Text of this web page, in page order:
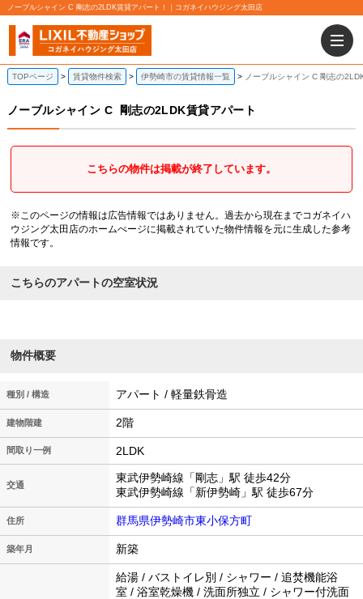
ノーブルシャイン C 剛志の2LDK賃貸アパート！｜コガネイハウジング太田店
TOPページ 賃貸物件検索 伊勢崎市の賃貸情報一覧 ノーブルシャイン C 剛志の
ノーブルシャイン C 剛志の2LDK賃貸アパート
こちらの物件は掲載が終了しています。
※このページの情報は広告情報ではありません。過去から現在までコガネイハ
ウジング太田店のホームぺージに掲載されていた物件情報を元に生成した参考
情報です。
こちらのアパートの空室状況
物件概要
種別 / 構造 アパート / 軽量鉄骨造
建物階建 2階
間取り一例 2LDK
交通
東武伊勢崎線「剛志」駅 徒歩42分
東武伊勢崎線「新伊勢崎」駅 徒歩67分
住所 群馬県伊勢崎市東小保方町
築年月 新築
給湯 / バストイレ別 / シャワー / 追焚機能浴
室 / 浴室乾燥機 / 洗面所独立 / シャワー付洗面